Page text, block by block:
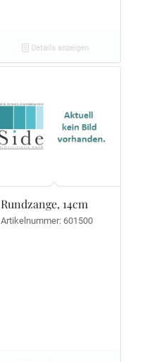
Details anzeigen
Rundzange, 14cm
Artikelnummer: 601500